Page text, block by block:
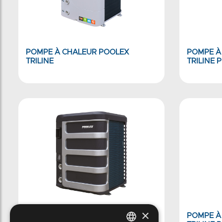
POMPE À CHALEUR POOLEX
TRILINE
POMPE
TRILINE
POMPE À CHALEUR POOLEX
POMPE
×